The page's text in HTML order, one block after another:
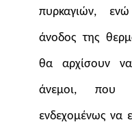
πυρκαγιών,
άνοδος της
θα αρχίσουν να
άνεμοι, που
ενδεχομένως να